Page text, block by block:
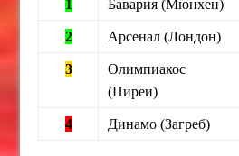
1 Бавария (Мюнхен)
2 Арсенал (Лондон)
3
Олимпиакос
(Пиреи)
4 Динамо (Загреб)